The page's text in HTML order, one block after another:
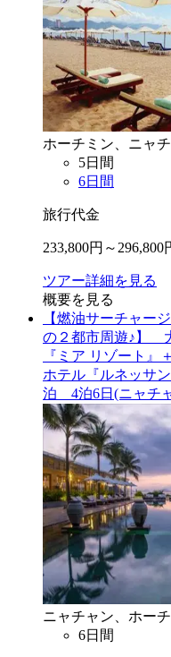
ホーチミン、ニャ
5日間
6日間
旅行代金
233,800円～ 296,800
ツアー詳細を見る
概要を見る
【燃油サーチャー
の２都市周遊♪】
『ミア リゾート』
ホテル『ルネッサ
泊 4泊6日(ニャチ
ニャチャン、ホー
6日間